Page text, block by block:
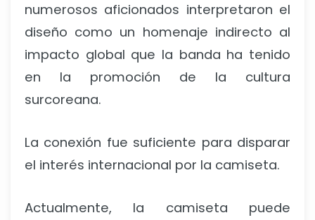
numerosos aficionados interpretaron el
diseño como un homenaje indirecto al
impacto global que la banda ha tenido
en la promoción de la cultura
surcoreana.
La conexión fue suficiente para disparar
el interés internacional por la camiseta.
Actualmente, la camiseta puede